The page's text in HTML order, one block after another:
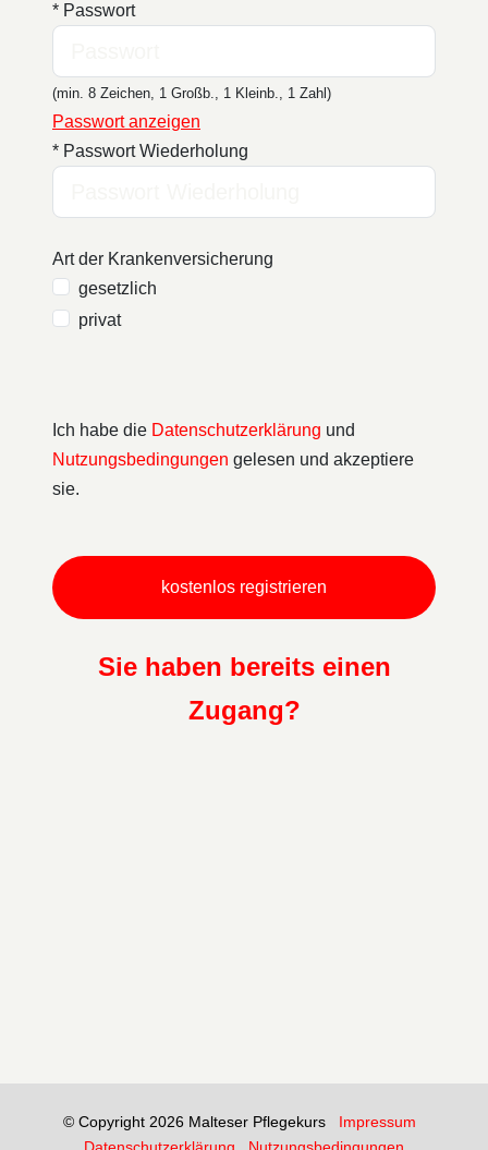
* Passwort
(min. 8 Zeichen, 1 Großb., 1 Kleinb., 1 Zahl)
Passwort anzeigen
* Passwort Wiederholung
Art der Krankenversicherung
gesetzlich
privat
Ich habe die Datenschutzerklärung und
Nutzungsbedingungen gelesen und akzeptiere
sie.
kostenlos registrieren
Sie haben bereits einen
Zugang?
© Copyright 2026 Malteser Pflegekurs
Impressum